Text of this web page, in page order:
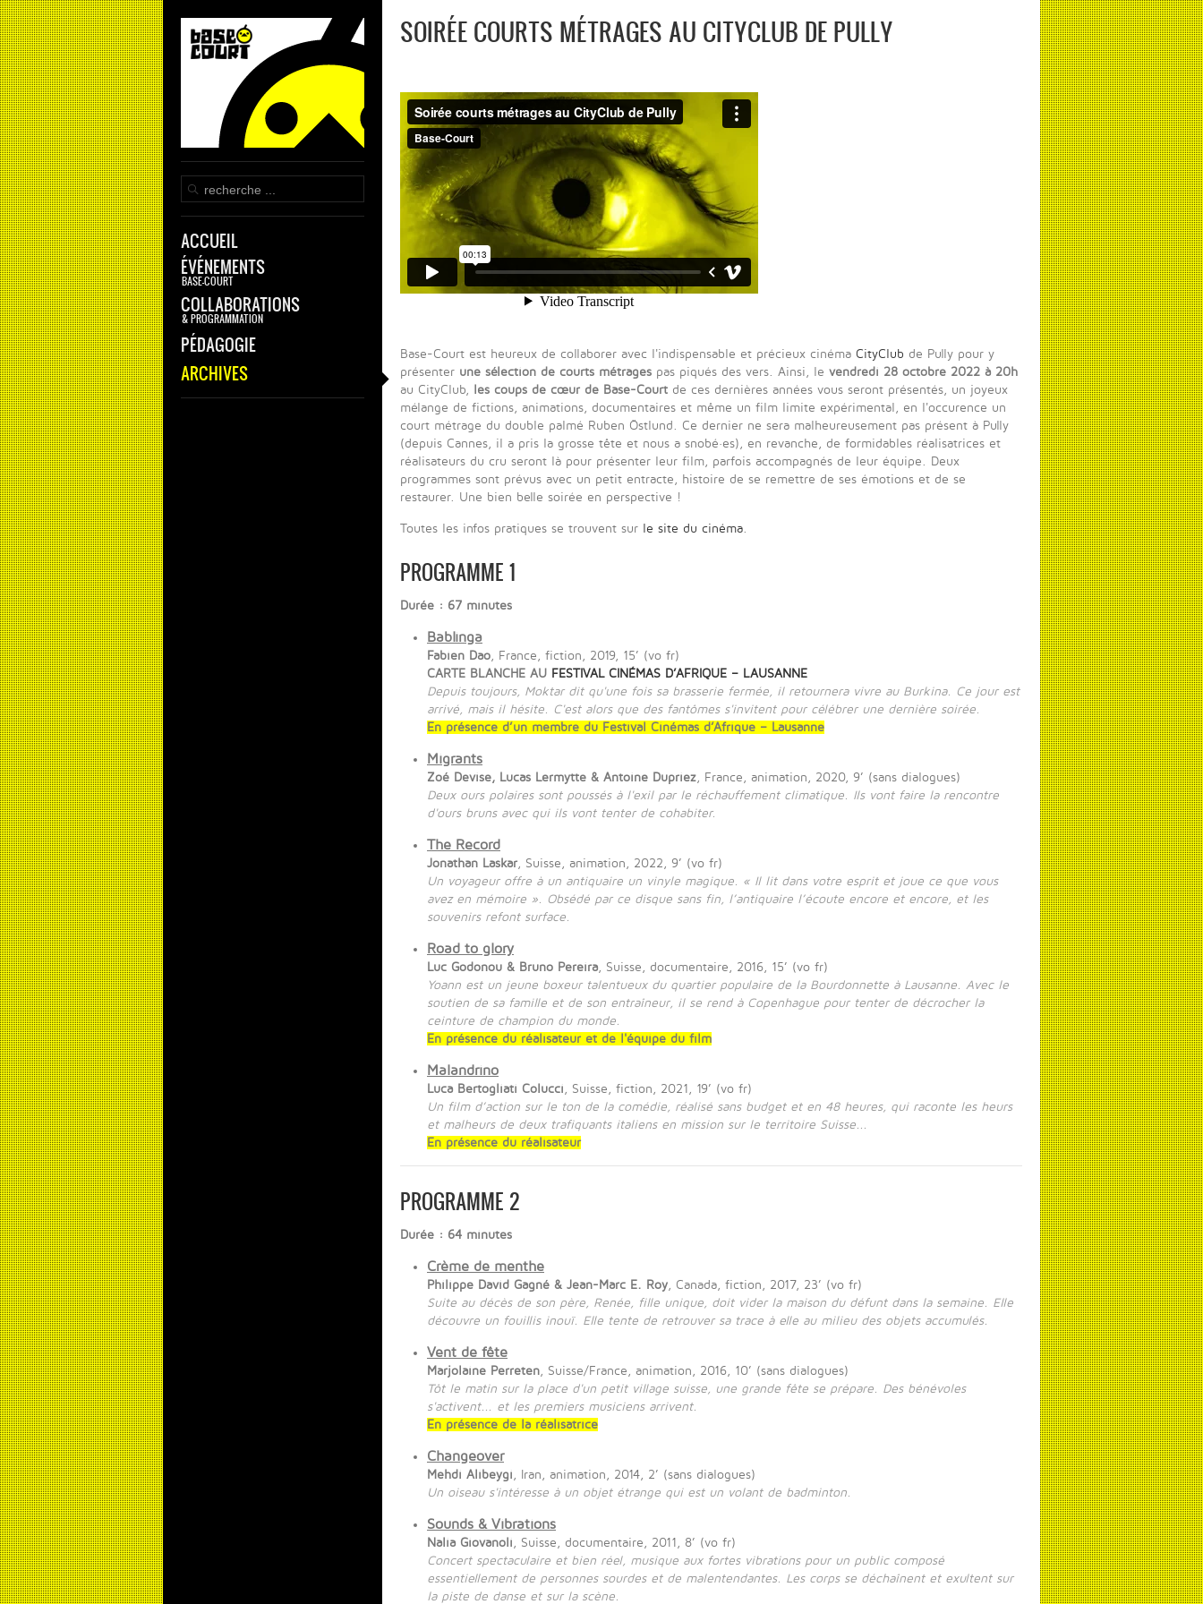
ACCUEIL
ÉVÉNEMENTS
BASE-COURT
COLLABORATIONS
& PROGRAMMATION
PÉDAGOGIE
ARCHIVES
SOIRÉE COURTS MÉTRAGES AU CITYCLUB DE PULLY
Base-Court est heureux de collaborer avec l'indispensable et précieux cinéma CityClub de Pully pour y
présenter une sélection de courts métrages pas piqués des vers. Ainsi, le vendredi 28 octobre 2022 à 20h
au CityClub,
les coups de cœur de Base-Court de ces dernières années vous seront présentés, un joyeux
mélange de fictions, animations, documentaires et même un film limite expérimental, en l'occurence un
court métrage du double palmé Ruben Östlund. Ce dernier ne sera malheureusement pas présent à Pully
(depuis Cannes, il a pris la grosse tête et nous a snobé·es), en revanche, de formidables réalisatrices et
réalisateurs du cru seront là pour présenter leur film, parfois accompagnés de leur équipe. Deux
programmes sont prévus avec un petit entracte, histoire de se remettre de ses émotions et de se
restaurer. Une bien belle soirée en perspective !
Toutes les infos pratiques se trouvent sur le site du cinéma.
PROGRAMME 1
Durée : 67 minutes
Bablinga
Fabien Dao, France, fiction, 2019, 15’ (vo fr)
CARTE BLANCHE AU FESTIVAL CINÉMAS D’AFRIQUE – LAUSANNE
Depuis toujours, Moktar dit qu'une fois sa brasserie fermée, il retournera vivre au Burkina. Ce jour est
arrivé, mais il hésite. C'est alors que des fantômes s'invitent pour célébrer une dernière soirée.
En présence d’un membre du Festival Cinémas d’Afrique – Lausanne
Migrants
Zoé Devise, Lucas Lermytte & Antoine Dupriez, France, animation, 2020, 9’ (sans dialogues)
Deux ours polaires sont poussés à l'exil par le réchauffement climatique. Ils vont faire la rencontre
d'ours bruns avec qui ils vont tenter de cohabiter.
The Record
Jonathan Laskar, Suisse, animation, 2022, 9’ (vo fr)
Un voyageur offre à un antiquaire un vinyle magique. « Il lit dans votre esprit et joue ce que vous
avez en mémoire ». Obsédé par ce disque sans fin, l’antiquaire l’écoute encore et encore, et les
souvenirs refont surface.
Road to glory
Luc Godonou & Bruno Pereira, Suisse, documentaire, 2016, 15’ (vo fr)
Yoann est un jeune boxeur talentueux du quartier populaire de la Bourdonnette à Lausanne. Avec le
soutien de sa famille et de son entraîneur, il se rend à Copenhague pour tenter de décrocher la
ceinture de champion du monde.
En présence du réalisateur et de l'équipe du film
Malandrino
Luca Bertogliati Colucci , Suisse, fiction, 2021, 19’ (vo fr)
Un film d’action sur le ton de la comédie, réalisé sans budget et en 48 heures, qui raconte les heurs
et malheurs de deux trafiquants italiens en mission sur le territoire Suisse...
En présence du réalisateur
PROGRAMME 2
Durée : 64 minutes
Crème de menthe
Philippe David Gagné & Jean-Marc E. Roy, Canada, fiction, 2017, 23’ (vo fr)
Suite au décès de son père, Renée, fille unique, doit vider la maison du défunt dans la semaine. Elle
découvre un fouillis inouï. Elle tente de retrouver sa trace à elle au milieu des objets accumulés.
Vent de fête
Marjolaine Perreten, Suisse/France, animation, 2016, 10’ (sans dialogues)
Tôt le matin sur la place d'un petit village suisse, une grande fête se prépare. Des bénévoles
s'activent... et les premiers musiciens arrivent.
En présence de la réalisatrice
Changeover
Mehdi Alibeygi , Iran, animation, 2014, 2’ (sans dialogues)
Un oiseau s'intéresse à un objet étrange qui est un volant de badminton.
Sounds & Vibrations
Nalia Giovanoli , Suisse, documentaire, 2011, 8’ (vo fr)
Concert spectaculaire et bien réel, musique aux fortes vibrations pour un public composé
essentiellement de personnes sourdes et de malentendantes. Les corps se déchaînent et exultent sur
la piste de danse et sur la scène.